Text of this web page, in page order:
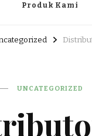
Produk Kami
UNCATEGORIZED